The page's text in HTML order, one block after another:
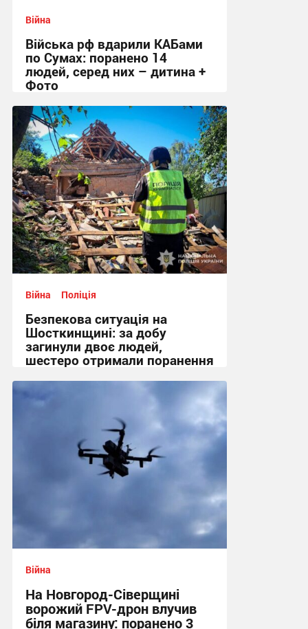
Війна
Війська рф вдарили КАБами
по Сумах: поранено 14
людей, серед них – дитина +
Фото
09:26 сьогодні
Війна Поліція
Безпекова ситуація на
Шосткинщині: за добу
загинули двоє людей,
шестеро отримали поранення
Війна
На Новгород-Сіверщині
ворожий FPV-дрон влучив
біля магазину: поранено 3